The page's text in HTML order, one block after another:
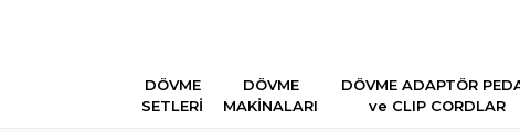
DÖVME
SETLERİ
DÖVME
MAKİNALARI
DÖVME ADAPTÖR
ve CLIP CORDLAR